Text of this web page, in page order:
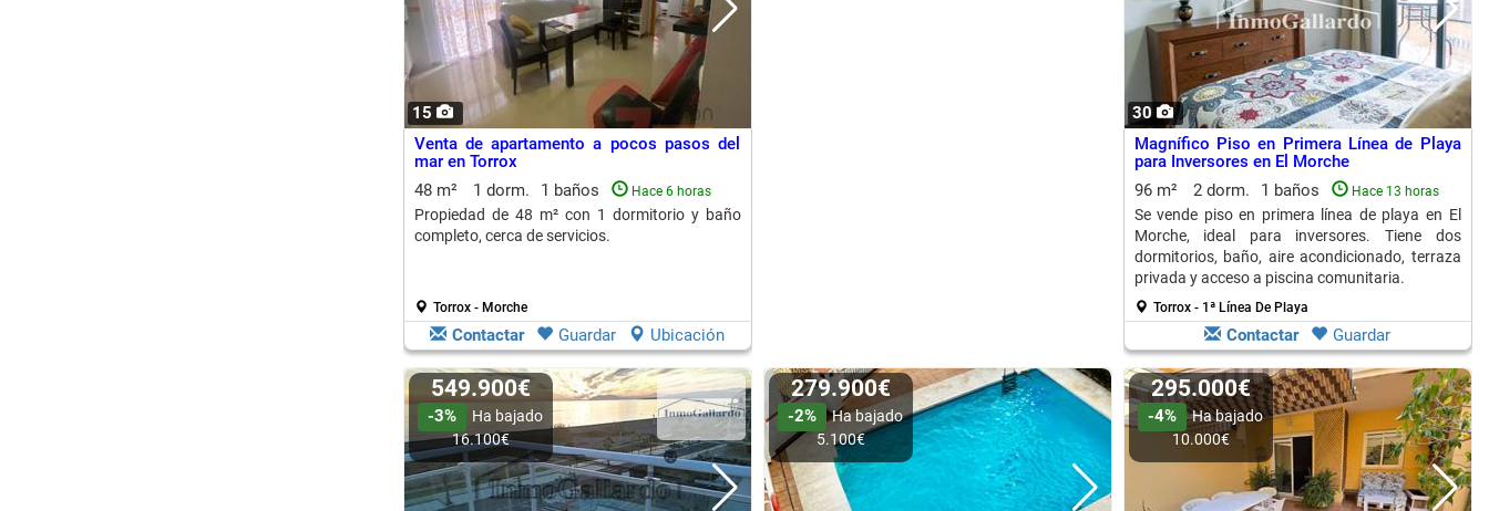
15
Venta de apartamento a pocos pasos del
mar en Torrox
48 m²
1 dorm. 1 baños Hace 6 horas
Propiedad de 48 m² con 1 dormitorio y baño
completo, cerca de servicios.
Torrox - Morche
Contactar Guardar Ubicación
30
Magnífico Piso en Primera Línea de Playa
para Inversores en El Morche
96 m²
2 dorm. 1 baños Hace 13 horas
Se vende piso en primera línea de playa en El
Morche, ideal para inversores. Tiene dos
dormitorios, baño, aire acondicionado, terraza
privada y acceso a piscina comunitaria.
Torrox - 1ª Línea De Playa
Contactar Guardar
549.900€
-3%
Ha bajado
16.100€
279.900€
-2%
Ha bajado
5.100€
295.000€
-4%
Ha bajado
10.000€